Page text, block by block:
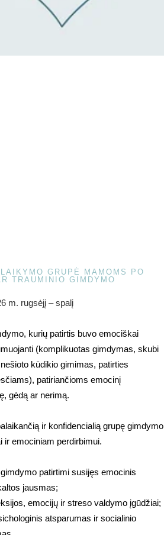
GRUPĖ MAMOMS PO
TRAUMINIO GIMDYMO
m. rugsėjį – spalį
kurių patirtis buvo emociškai
(komplikuotas gimdymas, skubi
kūdikio gimimas, patirties
patiriančioms emocinį
gėdą ar nerimą.
ir konfidencialią grupę gimdymo
ir emociniam perdirbimui.
patirtimi susijęs emocinis
jausmas;
emocijų ir streso valdymo įgūdžiai;
atsparumas ir socialinio